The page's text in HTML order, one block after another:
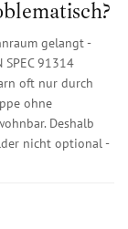
gelangt -
91314
oft nur durch
ohne
Deshalb
nicht optional -